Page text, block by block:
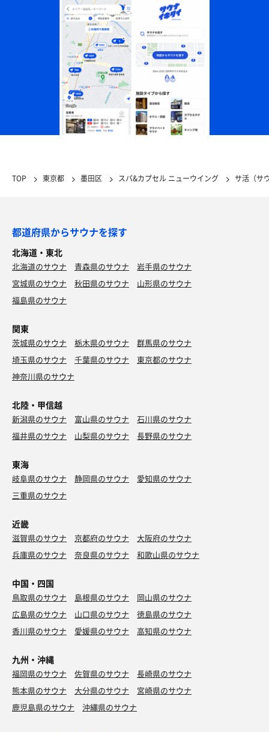
TOP 東京都 墨田区 スパ&カプセル ニューウイング サ活（サ
都道府県からサウナを探す
北海道・東北
北海道のサウナ 青森県のサウナ
岩手県のサウナ
宮城県のサウナ
秋田県のサウナ
山形県のサウナ
福島県のサウナ
関東
茨城県のサウナ 栃木県のサウナ
群馬県のサウナ
埼玉県のサウナ
千葉県のサウナ
東京都のサウナ
神奈川県のサウナ
北陸・甲信越
新潟県のサウナ 富山県のサウナ
石川県のサウナ
福井県のサウナ
山梨県のサウナ 長野県のサウナ
東海
岐阜県のサウナ 静岡県のサウナ
愛知県のサウナ
三重県のサウナ
近畿
滋賀県のサウナ 京都府のサウナ
大阪府のサウナ
兵庫県のサウナ
奈良県のサウナ 和歌山県のサウナ
中国・四国
鳥取県のサウナ 島根県のサウナ
岡山県のサウナ
広島県のサウナ
山口県のサウナ
徳島県のサウナ
香川県のサウナ
愛媛県のサウナ 高知県のサウナ
九州・沖縄
福岡県のサウナ 佐賀県のサウナ
長崎県のサウナ
熊本県のサウナ
大分県のサウナ
宮崎県のサウナ
鹿児島県のサウナ
沖縄県のサウナ